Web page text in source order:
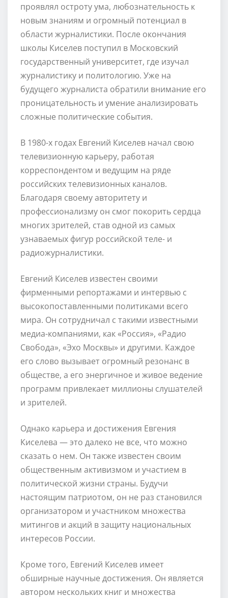
проявлял остроту ума, любознательность к
новым знаниям и огромный потенциал в
области журналистики. После окончания
школы Киселев поступил в Московский
государственный университет, где изучал
журналистику и политологию. Уже на
будущего журналиста обратили внимание его
проницательность и умение анализировать
сложные политические события.
В 1980-х годах Евгений Киселев начал свою
телевизионную карьеру, работая
корреспондентом и ведущим на ряде
российских телевизионных каналов.
Благодаря своему авторитету и
профессионализму он смог покорить сердца
многих зрителей, став одной из самых
узнаваемых фигур российской теле- и
радиожурналистики.
Евгений Киселев известен своими
фирменными репортажами и интервью с
высокопоставленными политиками всего
мира. Он сотрудничал с такими известными
медиа-компаниями, как «Россия», «Радио
Свобода», «Эхо Москвы» и другими. Каждое
его слово вызывает огромный резонанс в
обществе, а его энергичное и живое ведение
программ привлекает миллионы слушателей
и зрителей.
Однако карьера и достижения Евгения
Киселева — это далеко не все, что можно
сказать о нем. Он также известен своим
общественным активизмом и участием в
политической жизни страны. Будучи
настоящим патриотом, он не раз становился
организатором и участником множества
митингов и акций в защиту национальных
интересов России.
Кроме того, Евгений Киселев имеет
обширные научные достижения. Он является
автором нескольких книг и множества